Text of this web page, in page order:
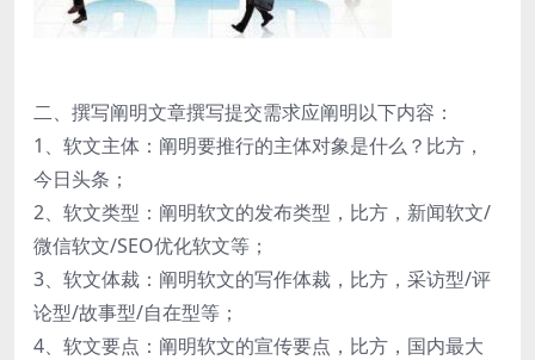
二、撰写阐明文章撰写提交需求应阐明以下内容：
1、软文主体：阐明要推行的主体对象是什么？比方，
今日头条；
2、软文类型：阐明软文的发布类型，比方，新闻软文/
微信软文/SEO优化软文等；
3、软文体裁：阐明软文的写作体裁，比方，采访型/评
论型/故事型/自在型等；
4、软文要点：阐明软文的宣传要点，比方，国内最大